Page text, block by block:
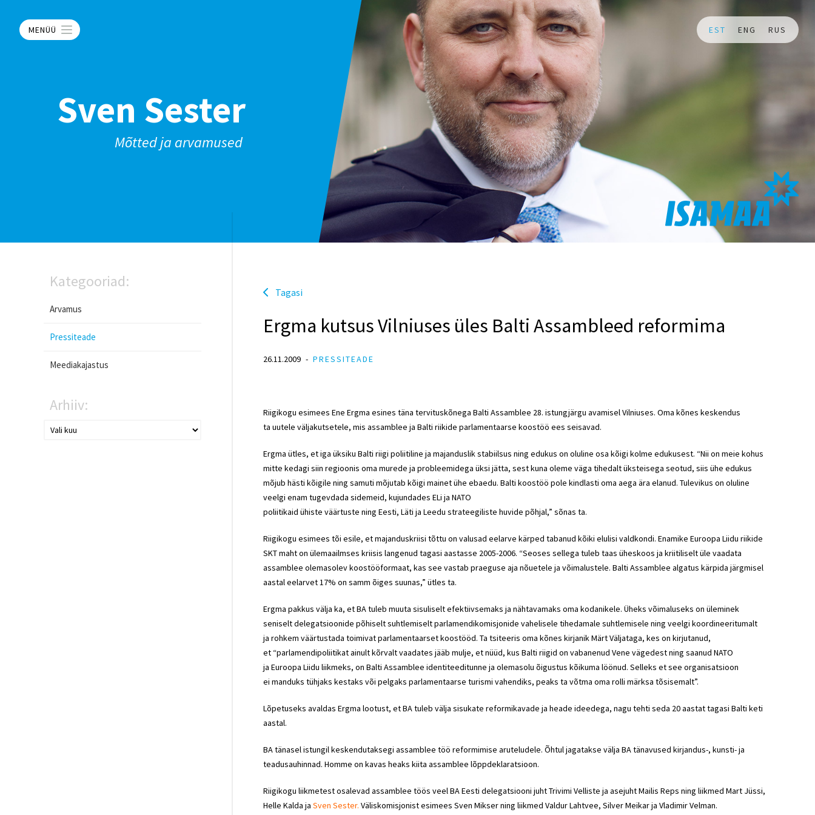
MENÜÜ EST ENG RUS
Sven Sester
Mõtted ja arvamused
Kategooriad:
Arvamus
Pressiteade
Meediakajastus
Arhiiv:
Tagasi
Ergma kutsus Vilniuses üles Balti Assambleed reformima
26.11.2009 PRESSITEADE
Riigikogu esimees Ene Ergma esines täna tervituskõnega Balti Assamblee 28. istungjärgu avamisel Vilniuses. Oma kõnes keskendus
ta uutele väljakutsetele, mis assamblee ja Balti riikide parlamentaarse koostöö ees seisavad.
Ergma ütles, et iga üksiku Balti riigi poliitiline ja majanduslik stabiilsus ning edukus on oluline osa kõigi kolme edukusest. “Nii on meie kohus
mitte kedagi siin regioonis oma murede ja probleemidega üksi jätta, sest kuna oleme väga tihedalt üksteisega seotud, siis ühe edukus
mõjub hästi kõigile ning samuti mõjutab kõigi mainet ühe ebaedu. Balti koostöö pole kindlasti oma aega ära elanud. Tulevikus on oluline
veelgi enam tugevdada sidemeid, kujundades ELi ja NATO
poliitikaid ühiste väärtuste ning Eesti, Läti ja Leedu strateegiliste huvide põhjal,” sõnas ta.
Riigikogu esimees tõi esile, et majanduskriisi tõttu on valusad eelarve kärped tabanud kõiki elulisi valdkondi. Enamike Euroopa Liidu riikide
SKT maht on ülemaailmses kriisis langenud tagasi aastasse 2005-2006. “Seoses sellega tuleb taas üheskoos ja kriitiliselt üle vaadata
assamblee olemasolev koostööformaat, kas see vastab praeguse aja nõuetele ja võimalustele. Balti Assamblee algatus kärpida järgmisel
aastal eelarvet 17% on samm õiges suunas,” ütles ta.
Ergma pakkus välja ka, et BA tuleb muuta sisuliselt efektiivsemaks ja nähtavamaks oma kodanikele. Üheks võimaluseks on üleminek
seniselt delegatsioonide põhiselt suhtlemiselt parlamendikomisjonide vahelisele tihedamale suhtlemisele ning veelgi koordineeritumalt
ja rohkem väärtustada toimivat parlamentaarset koostööd. Ta tsiteeris oma kõnes kirjanik Märt Väljataga, kes on kirjutanud,
et “parlamendipoliitikat ainult kõrvalt vaadates jääb mulje, et nüüd, kus Balti riigid on vabanenud Vene vägedest ning saanud NATO
ja Euroopa Liidu liikmeks, on Balti Assamblee identiteeditunne ja olemasolu õigustus kõikuma löönud. Selleks et see organisatsioon
ei manduks tühjaks kestaks või pelgaks parlamentaarse turismi vahendiks, peaks ta võtma oma rolli märksa tõsisemalt”.
Lõpetuseks avaldas Ergma lootust, et BA tuleb välja sisukate reformikavade ja heade ideedega, nagu tehti seda 20 aastat tagasi Balti keti
aastal.
BA tänasel istungil keskendutaksegi assamblee töö reformimise aruteludele. Õhtul jagatakse välja BA tänavused kirjandus-, kunsti- ja
teadusauhinnad. Homme on kavas heaks kiita assamblee lõppdeklaratsioon.
Riigikogu liikmetest osalevad assamblee töös veel BA Eesti delegatsiooni juht Trivimi Velliste ja asejuht Mailis Reps ning liikmed Mart Jüssi,
Helle Kalda ja Sven Sester. Väliskomisjonist esimees Sven Mikser ning liikmed Valdur Lahtvee, Silver Meikar ja Vladimir Velman.